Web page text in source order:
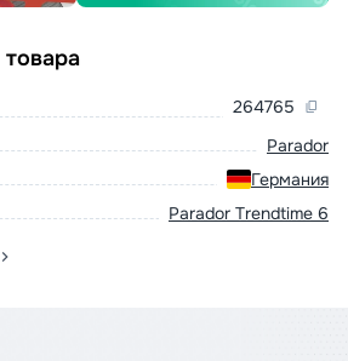
264765
Parador
Германия
Parador Trendtime 6